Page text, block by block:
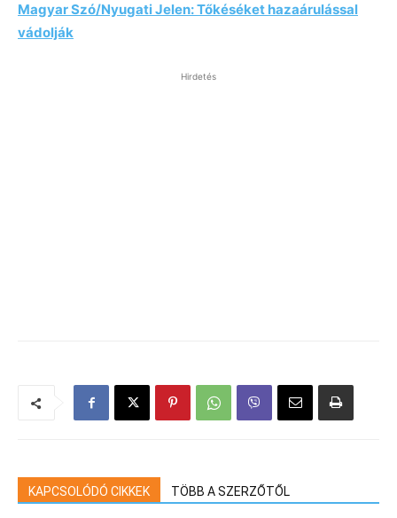
Magyar Szó/Nyugati Jelen: Tőkéséket hazaárulással
vádolják
Hirdetés
KAPCSOLÓDÓ CIKKEK TÖBB A SZERZŐTŐL